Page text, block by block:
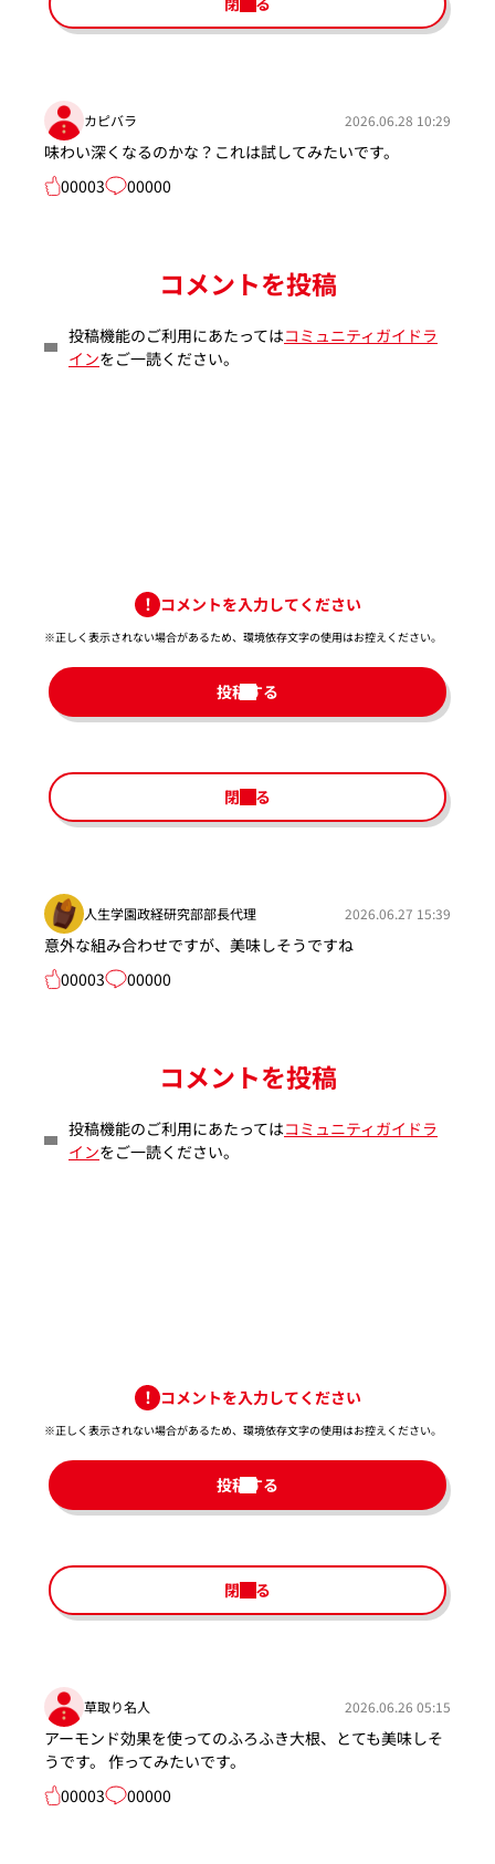
カピバラ 2026.06.28 10:29
味わい深くなるのかな？これは試してみたいです。
00003
00000
コメントを投稿
投稿機能のご利用にあたってはコミュニティガイドラ
インをご一読ください。
コメントを入力してください
※正しく表示されない場合があるため、環境依存文字の使用はお控えください。​
投稿する
閉じる
人生学園政経研究部部長代理 2026.06.27 15:39
意外な組み合わせですが、美味しそうですね
00003
00000
コメントを投稿
投稿機能のご利用にあたってはコミュニティガイドラ
インをご一読ください。
コメントを入力してください
※正しく表示されない場合があるため、環境依存文字の使用はお控えください。​
投稿する
閉じる
草取り名人 2026.06.26 05:15
アーモンド効果を使ってのふろふき大根、とても美味しそ
うです。 作ってみたいです。
00003
00000